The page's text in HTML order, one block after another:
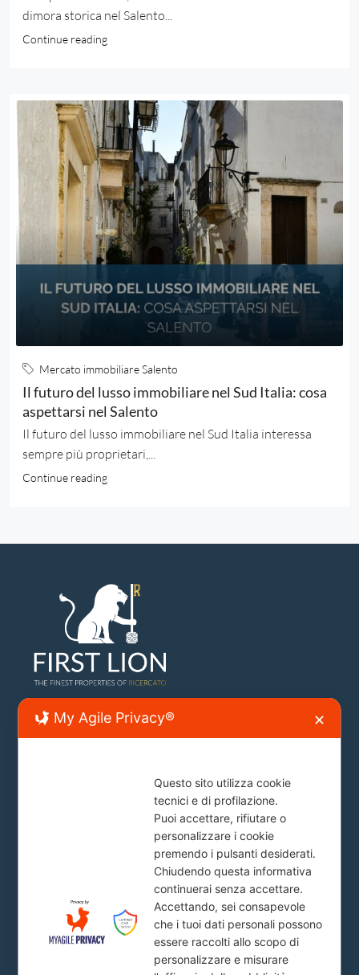
dimora storica nel Salento...
Continue reading
Mercato immobiliare Salento
Il futuro del lusso immobiliare nel Sud Italia: cosa
aspettarsi nel Salento
Il futuro del lusso immobiliare nel Sud Italia interessa
sempre più proprietari,...
Continue reading
Sede Lecce
info@firstlion.it
My Agile Privacy® ✕
Questo sito utilizza cookie
tecnici e di profilazione.
Puoi accettare, rifiutare o
personalizzare i cookie
premendo i pulsanti desiderati.
Chiudendo questa informativa
continuerai senza accettare.
Accettando, sei consapevole
che i tuoi dati personali possono
essere raccolti allo scopo di
personalizzare e misurare